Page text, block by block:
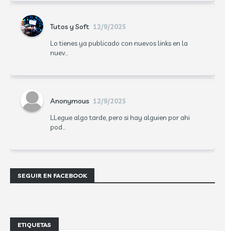
Tutos y Soft 12/9/2025
Lo tienes ya publicado con nuevos links en la
nuev...
Anonymous 12/9/2025
LLegue algo tarde, pero si hay alguien por ahi
pod...
SEGUIR EN FACEBOOK
ETIQUETAS